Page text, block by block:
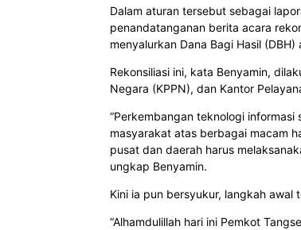
Dalam aturan tersebut sebagai
penandatanganan berita acara
menyalurkan Dana Bagi Hasil
Rekonsiliasi ini, kata Benyamin,
Negara (KPPN), dan Kantor
“Perkembangan teknologi
masyarakat atas berbagai macam
pusat dan daerah harus
ungkap Benyamin.
Kini ia pun bersyukur, langkah awal
“Alhamdulillah hari ini Pemkot